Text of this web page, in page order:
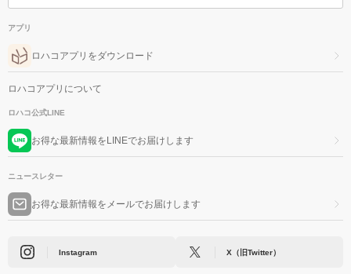
アプリ
ロハコアプリをダウンロード
ロハコアプリについて
ロハコ公式LINE
お得な最新情報をLINEでお届けします
ニュースレター
お得な最新情報をメールでお届けします
Instagram X（旧Twitter）